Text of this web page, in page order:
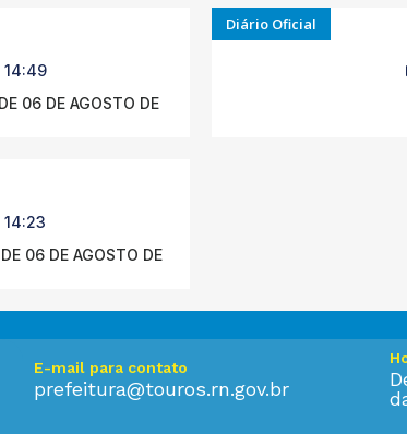
14:49
06 DE AGOSTO DE
Diário Oficial
14:23
06 DE AGOSTO DE
E-mail para contato
prefeitura@touros.rn.gov.br